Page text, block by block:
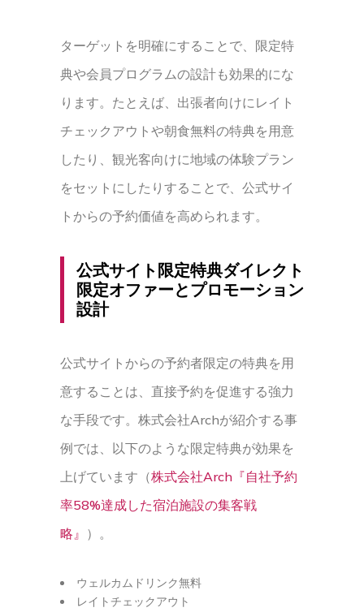
ターゲットを明確にすることで、限定特
典や会員プログラムの設計も効果的にな
ります。たとえば、出張者向けにレイト
チェックアウトや朝食無料の特典を用意
したり、観光客向けに地域の体験プラン
をセットにしたりすることで、公式サイ
トからの予約価値を高められます。
公式サイト限定特典ダイレクト
限定オファーとプロモーション
設計
公式サイトからの予約者限定の特典を用
意することは、直接予約を促進する強力
な手段です。株式会社Archが紹介する事
例では、以下のような限定特典が効果を
上げています（株式会社Arch『自社予約
率58%達成した宿泊施設の集客戦
略』 ）。
ウェルカムドリンク無料
レイトチェックアウト